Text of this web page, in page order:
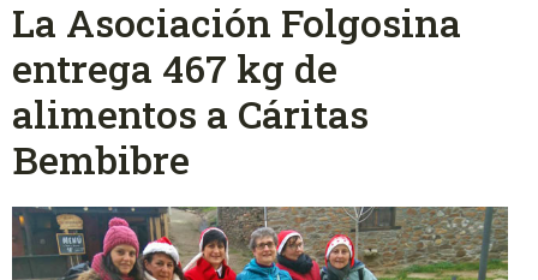
La Asociación Folgosina
entrega 467 kg de
alimentos a Cáritas
Bembibre